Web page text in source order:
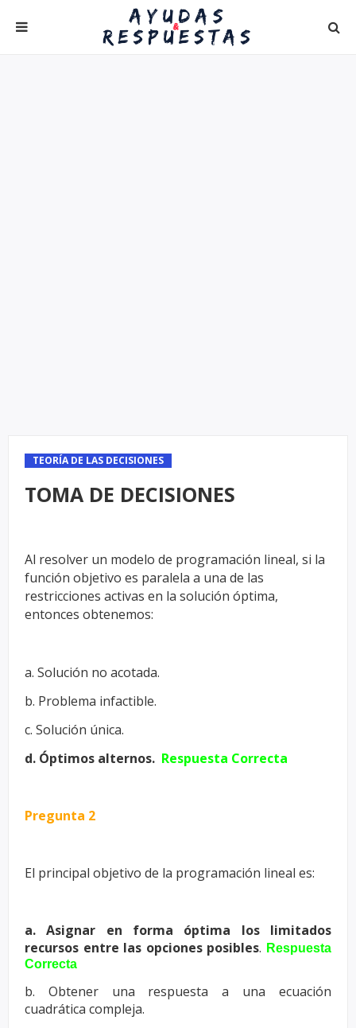
TEORÍA DE LAS DECISIONES
TOMA DE DECISIONES
Al resolver un modelo de programación lineal, si la
función objetivo es paralela a una de las
restricciones activas en la solución óptima,
entonces obtenemos:
a. Solución no acotada.
b. Problema infactible.
c. Solución única.
d. Óptimos alternos. Respuesta Correcta
Pregunta 2
El principal objetivo de la programación lineal es:
a. Asignar en forma óptima los limitados
recursos entre las opciones posibles. Respuesta
Correcta
b. Obtener una respuesta a una ecuación
cuadrática compleja.